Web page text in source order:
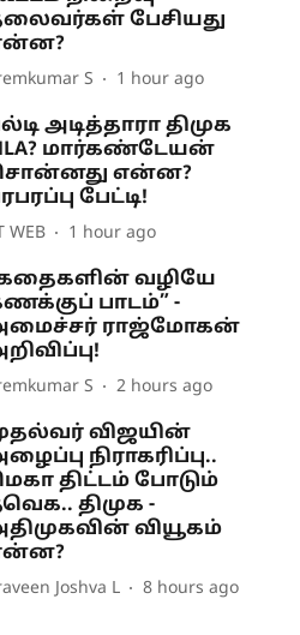
பேசியது
S 1 hour ago
அடித்தாரா திமுக
மார்கண்டேயன்
என்ன?
பேட்டி!
WEB 1 hour ago
வழியே
பாடம்” -
ராஜ்மோகன்
S 2 hours ago
விஜயின்
நிராகரிப்பு..
திட்டம் போடும்
திமுக -
வியூகம்
Joshva L 8 hours ago